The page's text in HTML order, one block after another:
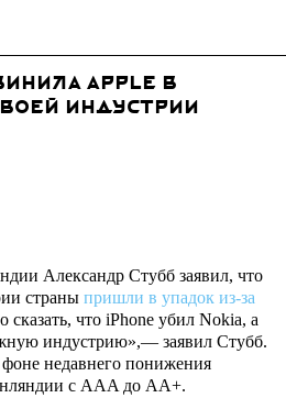
Apple в
индустрии
Александр Стубб заявил, что
страны пришли в упадок из-за
что iPhone убил Nokia, а
индустрию»,— заявил Стубб.
недавнего понижения
с AAA до AA+.